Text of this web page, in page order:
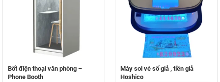
Bốt điện thoại văn phòng –
Phone Booth
Máy soi vé số giả , tiền giả
Hoshico